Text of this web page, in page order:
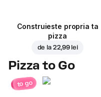
Construieste propria ta
pizza
de la 22,99 lei
Pizza to Go
to go